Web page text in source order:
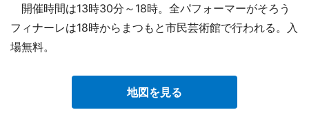
開催時間は13時30分～18時。全パフォーマーがそろう
フィナーレは18時からまつもと市民芸術館で行われる。入
場無料。
地図を見る